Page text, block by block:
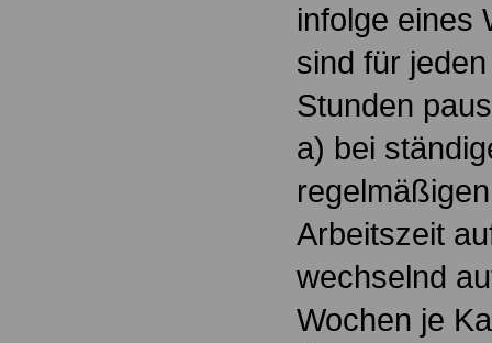
infolge eines
sind für
Stunden
a) bei
Arbeitszeit
wechselnd
Wochen je